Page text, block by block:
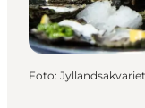
Foto: Jyllandsakvariet